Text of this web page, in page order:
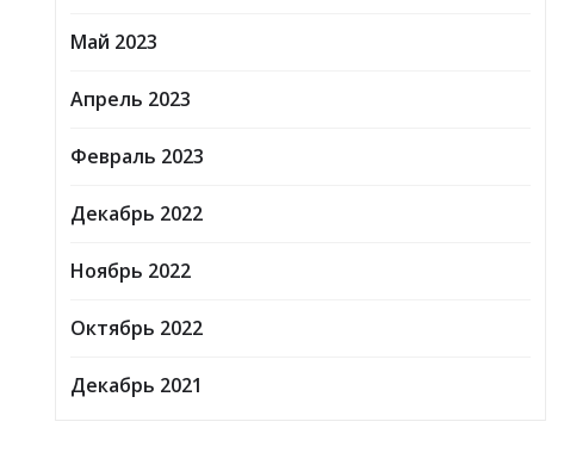
Май 2023
Апрель 2023
Февраль 2023
Декабрь 2022
Ноябрь 2022
Октябрь 2022
Декабрь 2021